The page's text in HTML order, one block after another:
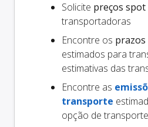
Solicite preços spot
transportadoras
Encontre os
estimados para
estimativas das
Encontre as
transporte
opção de transporte